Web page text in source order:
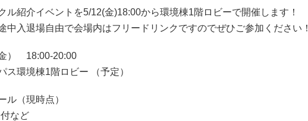
ル紹介イベントを5/12(金)18:00から環境棟1階ロビーで開催します！
中入退場自由で会場内はフリードリンクですのでぜひご参加ください！
） 18:00-20:00
環境棟1階ロビー （予定）
ル（現時点）
など